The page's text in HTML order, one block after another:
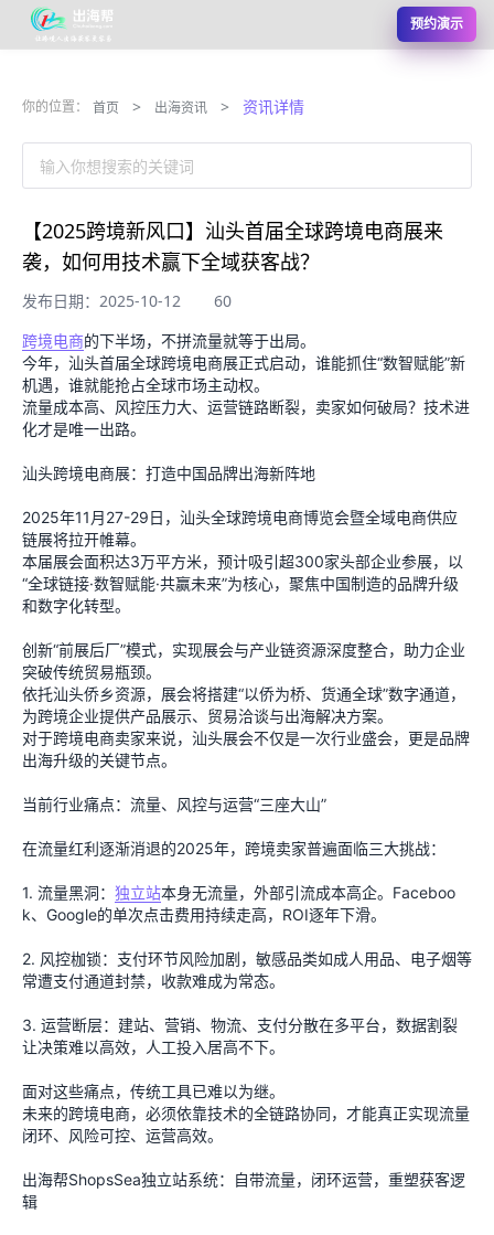
预约演示
你的位置： 首页 > 出海资讯 > 资讯详情
输入你想搜索的关键词
【2025跨境新风口】汕头首届全球跨境电商展来
袭，如何用技术赢下全域获客战？
发布日期：2025-10-12 60
跨境电商的下半场，不拼流量就等于出局。
今年，汕头首届全球跨境电商展正式启动，谁能抓住“数智赋能”新
机遇，谁就能抢占全球市场主动权。
流量成本高、风控压力大、运营链路断裂，卖家如何破局？技术进
化才是唯一出路。
汕头跨境电商展：打造中国品牌出海新阵地
2025年11月27-29日，汕头全球跨境电商博览会暨全域电商供应
链展将拉开帷幕。
本届展会面积达3万平方米，预计吸引超300家头部企业参展，以
“全球链接·数智赋能·共赢未来”为核心，聚焦中国制造的品牌升级
和数字化转型。
创新“前展后厂”模式，实现展会与产业链资源深度整合，助力企业
突破传统贸易瓶颈。
依托汕头侨乡资源，展会将搭建“以侨为桥、货通全球”数字通道，
为跨境企业提供产品展示、贸易洽谈与出海解决方案。
对于跨境电商卖家来说，汕头展会不仅是一次行业盛会，更是品牌
出海升级的关键节点。
当前行业痛点：流量、风控与运营“三座大山”
在流量红利逐渐消退的2025年，跨境卖家普遍面临三大挑战：
1. 流量黑洞： 独立站本身无流量，外部引流成本高企。Faceboo
k、Google的单次点击费用持续走高，ROI逐年下滑。
2. 风控枷锁：支付环节风险加剧，敏感品类如成人用品、电子烟等
常遭支付通道封禁，收款难成为常态。
3. 运营断层：建站、营销、物流、支付分散在多平台，数据割裂
让决策难以高效，人工投入居高不下。
面对这些痛点，传统工具已难以为继。
未来的跨境电商，必须依靠技术的全链路协同，才能真正实现流量
闭环、风险可控、运营高效。
出海帮ShopsSea独立站系统：自带流量，闭环运营，重塑获客逻
辑